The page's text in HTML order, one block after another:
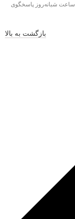
هفت روز هفته، ۲۴ ساعت شبانه‌روز پاسخگوی
بازگشت به بالا